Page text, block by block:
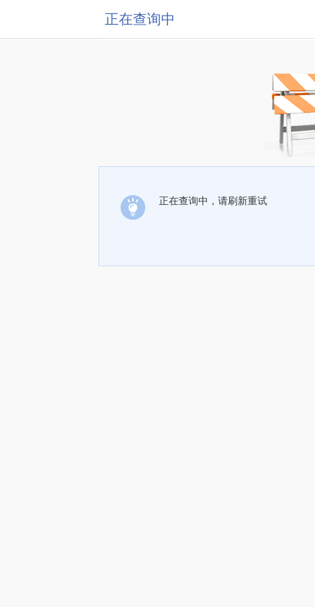
正在查询中
正在查询中，请刷新重试